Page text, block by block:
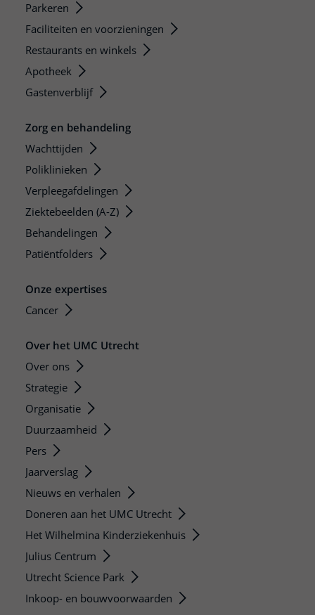
Parkeren
Faciliteiten en voorzieningen
Restaurants en winkels
Apotheek
Gastenverblijf
Zorg en behandeling
Wachttijden
Poliklinieken
Verpleegafdelingen
Ziektebeelden (A-Z)
Behandelingen
Patiëntfolders
Onze expertises
Cancer
Over het UMC Utrecht
Over ons
Strategie
Organisatie
Duurzaamheid
Pers
Jaarverslag
Nieuws en verhalen
Doneren aan het UMC Utrecht
Het Wilhelmina Kinderziekenhuis
Julius Centrum
Utrecht Science Park
Inkoop- en bouwvoorwaarden